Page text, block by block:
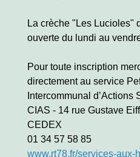
La crèche "Les Lucioles"
ouverte du lundi au
Pour toute inscription
directement au service
Intercommunal d’Actions
CIAS - 14 rue Gustave
CEDEX
01 34 57 58 85
www.rt78.fr/services-aux-